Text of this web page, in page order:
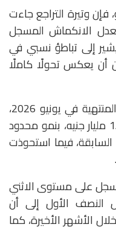
فإن وتيرة التراجع جاءت
من معدل الانكماش المسجل
إلى تباطؤ نسبي في
أن يعكس تحولًا كاملًا
وعلى مستوى الاثني عشر شهرًا المنتهية في يونيو 2026،
بلغت مبيعات «أوركيديا» نحو 1.690 مليار جنيه، بنمو محدود
السابقة، فيما استحوذت
على مستوى الاثني
النصف الأول إلى أن
الأشهر الأخيرة، كما